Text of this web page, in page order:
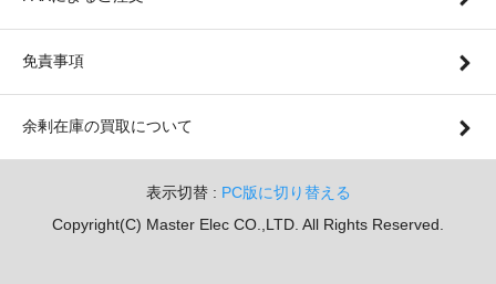
免責事項
余剰在庫の買取について
表示切替 : PC版に切り替える
Copyright(C) Master Elec CO.,LTD. All Rights Reserved.